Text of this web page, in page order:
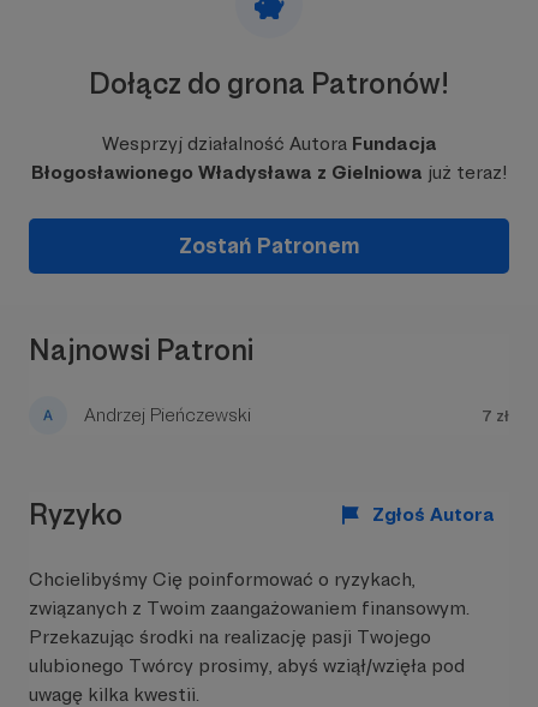
Strona Scholae na
Dołącz do grona Patronów!
Wesprzyj działalność Autora Fundacja
Błogosławionego Władysława z Gielniowa już teraz!
Zostań Patronem
Najnowsi Patroni
Andrzej Pieńczewski 7 zł
Ryzyko Zgłoś Autora
Chcielibyśmy Cię poinformować o ryzykach,
związanych z Twoim zaangażowaniem finansowym.
Przekazując środki na realizację pasji Twojego
ulubionego Twórcy prosimy, abyś wziął/wzięła pod
uwagę kilka kwestii.